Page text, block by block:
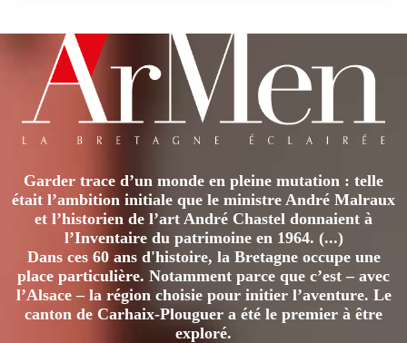
Garder trace d’un monde en pleine mutation : telle
était l’ambition initiale que le ministre André Malraux
et l’historien de l’art André Chastel donnaient à
l’Inventaire du patrimoine en 1964. (...)
Dans ces 60 ans d'histoire, la Bretagne occupe une
place particulière. Notamment parce que c’est – avec
l’Alsace – la région choisie pour initier l’aventure. Le
canton de Carhaix-Plouguer a été le premier à être
exploré.